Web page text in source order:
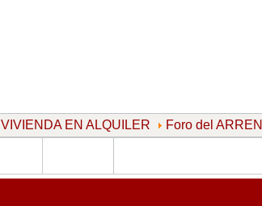
VIVIENDA EN ALQUILER Foro del